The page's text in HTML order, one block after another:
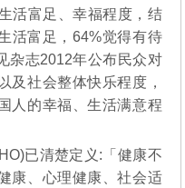
活富足、幸福程度，结
活富足，64%觉得有待
杂志2012年公布民众对
及社会整体快乐程度，
人的幸福、生活满意程
已清楚定义:「健康不
康、心理健康、社会适